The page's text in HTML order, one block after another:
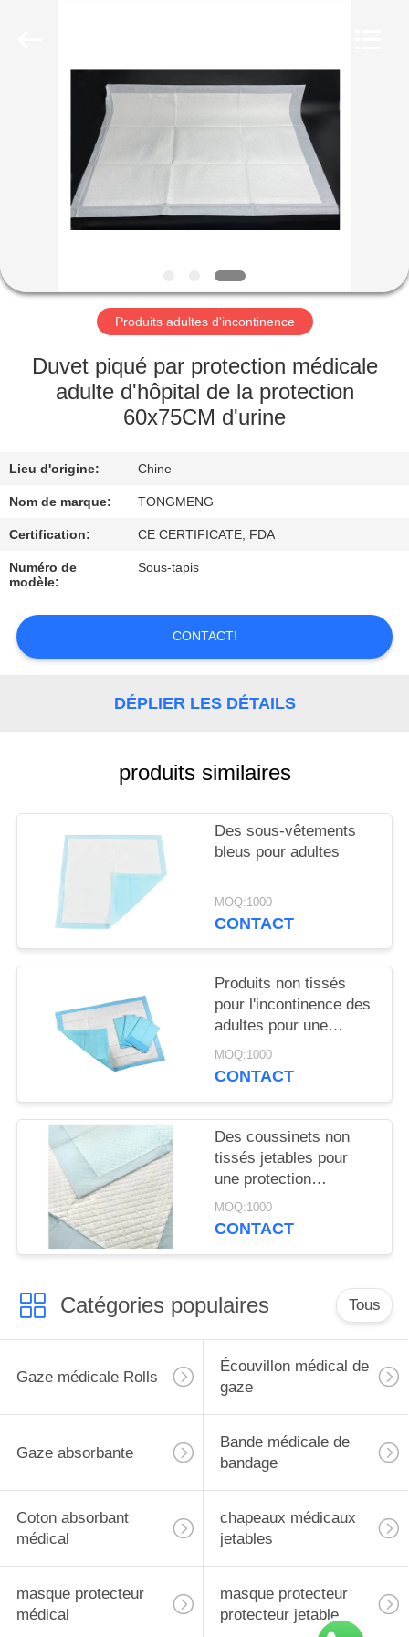
PRODUITS
DE
NOUS
VISITE
D'USINE
DE
QUALITÉ
CONTACTEZ-
NOUS
DEMANDEZ
CITATION
Produits adultes d'incontinence
Duvet piqué par protection médicale
adulte d'hôpital de la protection
60x75CM d'urine
Lieu d'origine: Chine
Nom de marque: TONGMENG
Certification: CE CERTIFICATE, FDA
Numéro de
modèle:
Sous-tapis
CONTACT!
DÉPLIER LES DÉTAILS
produits similaires
Des sous-vêtements
bleus pour adultes
MOQ:1000
CONTACT
Produits non tissés
pour l'incontinence des
adultes pour une
absorption maximale
MOQ:1000
CONTACT
Des coussinets non
tissés jetables pour
une protection
confortable
MOQ:1000
CONTACT
Catégories populaires Tous
Gaze médicale Rolls
Écouvillon médical de
gaze
Gaze absorbante
Bande médicale de
bandage
Coton absorbant
médical
chapeaux médicaux
jetables
masque protecteur
médical
masque protecteur
protecteur jetable